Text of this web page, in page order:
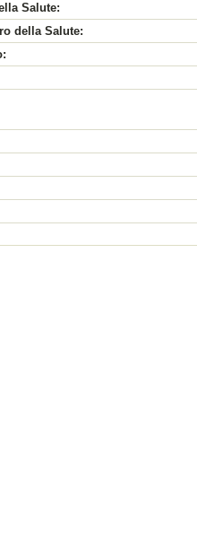
Salute:
della Salute: